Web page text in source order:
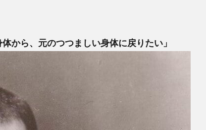
から、元のつつましい身体に戻りたい」